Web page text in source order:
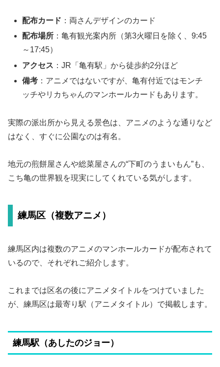
配布カード ：両さんデザインのカード
配布場所 ：亀有観光案内所（第3火曜日を除く、9:45
～17:45）
アクセス ：JR「亀有駅」から徒歩約2分ほど
備考 ：アニメではないですが、亀有付近ではモンチ
ッチやリカちゃんのマンホールカードもあります。
実際の派出所から見える景色は、アニメのような通りなど
はなく、すぐに公園なのは有名。
地元の煎餅屋さんや総菜屋さんの“下町のうまいもん”も、
こち亀の世界観を現実にしてくれている気がします。
練馬区（複数アニメ）
練馬区内は複数のアニメのマンホールカードが配布されて
いるので、それぞれご紹介します。
これまでは区名の後にアニメタイトルをつけていました
が、練馬区は最寄り駅（アニメタイトル）で掲載します。
練馬駅（あしたのジョー）